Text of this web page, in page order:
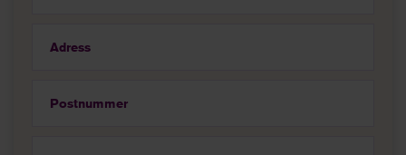
Adress
Postnummer